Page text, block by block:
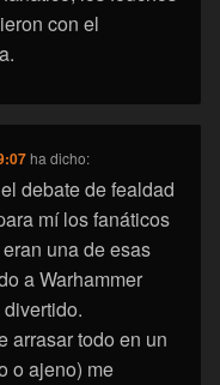
con el
ha dicho:
debate de fealdad
mí los fanáticos
una de esas
a Warhammer
arrasar todo en un
o ajeno) me